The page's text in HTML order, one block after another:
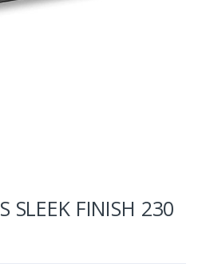
SLEEK FINISH 230